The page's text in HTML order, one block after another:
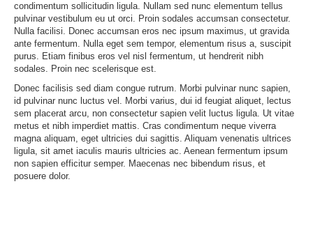
condimentum sollicitudin ligula. Nullam sed nunc elementum tellus
pulvinar vestibulum eu ut orci. Proin sodales accumsan consectetur.
Nulla facilisi. Donec accumsan eros nec ipsum maximus, ut gravida
ante fermentum. Nulla eget sem tempor, elementum risus a, suscipit
purus. Etiam finibus eros vel nisl fermentum, ut hendrerit nibh
sodales. Proin nec scelerisque est.
Donec facilisis sed diam congue rutrum. Morbi pulvinar nunc sapien,
id pulvinar nunc luctus vel. Morbi varius, dui id feugiat aliquet, lectus
sem placerat arcu, non consectetur sapien velit luctus ligula. Ut vitae
metus et nibh imperdiet mattis. Cras condimentum neque viverra
magna aliquam, eget ultricies dui sagittis. Aliquam venenatis ultrices
ligula, sit amet iaculis mauris ultricies ac. Aenean fermentum ipsum
non sapien efficitur semper. Maecenas nec bibendum risus, et
posuere dolor.